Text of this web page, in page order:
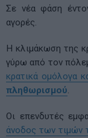
Σε νέα φάση
αγορές.
Η κλιμάκωση της
γύρω από τον
κρατικά ομόλογα
πληθωρισμού.
Οι επενδυτές
άνοδος των τιμών